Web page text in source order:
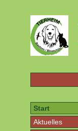
Start
Aktuelles